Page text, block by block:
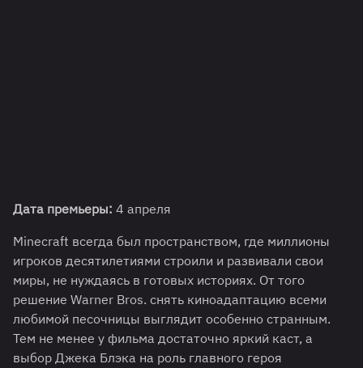
Дата премьеры: 4 апреля
Minecraft всегда был пространством, где миллионы
игроков десятилетиями строили и развивали свои
миры, не нуждаясь в готовых историях. От того
решение Warner Bros. снять киноадаптацию всеми
любимой песочницы выглядит особенно странным.
Тем не менее у фильма достаточно яркий каст, а
выбор Джека Блэка на роль главного героя